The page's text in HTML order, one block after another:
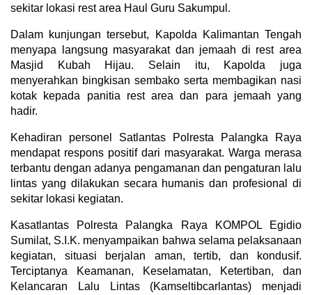
sekitar lokasi rest area Haul Guru Sakumpul.
Dalam kunjungan tersebut, Kapolda Kalimantan Tengah
menyapa langsung masyarakat dan jemaah di rest area
Masjid Kubah Hijau. Selain itu, Kapolda juga
menyerahkan bingkisan sembako serta membagikan nasi
kotak kepada panitia rest area dan para jemaah yang
hadir.
Kehadiran personel Satlantas Polresta Palangka Raya
mendapat respons positif dari masyarakat. Warga merasa
terbantu dengan adanya pengamanan dan pengaturan lalu
lintas yang dilakukan secara humanis dan profesional di
sekitar lokasi kegiatan.
Kasatlantas Polresta Palangka Raya KOMPOL Egidio
Sumilat, S.I.K. menyampaikan bahwa selama pelaksanaan
kegiatan, situasi berjalan aman, tertib, dan kondusif.
Terciptanya Keamanan, Keselamatan, Ketertiban, dan
Kelancaran Lalu Lintas (Kamseltibcarlantas) menjadi